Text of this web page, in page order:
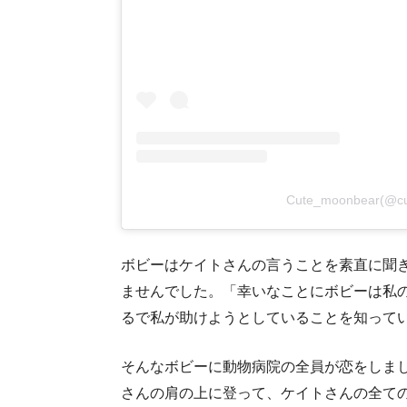
ボビーはケイトさんの言うことを素直に聞
ませんでした。「幸いなことにボビーは私
るで私が助けようとしていることを知って
そんなボビーに動物病院の全員が恋をしま
さんの肩の上に登って、ケイトさんの全て